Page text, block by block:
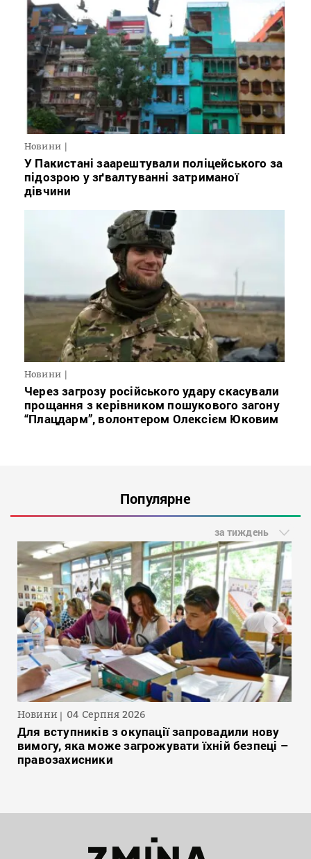
Новини
У Пакистані заарештували поліцейського за
підозрою у зґвалтуванні затриманої
дівчини
Новини
Через загрозу російського удару скасували
прощання з керівником пошукового загону
“Плацдарм”, волонтером Олексієм Юковим
Популярне
за тиждень
Новини 04 Серпня 2026
Для вступників з окупації запровадили нову
вимогу, яка може загрожувати їхній безпеці –
правозахисники